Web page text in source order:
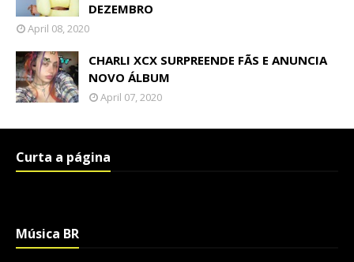
DEZEMBRO
April 08, 2020
CHARLI XCX SURPREENDE FÃS E ANUNCIA
NOVO ÁLBUM
April 07, 2020
Curta a página
Música BR